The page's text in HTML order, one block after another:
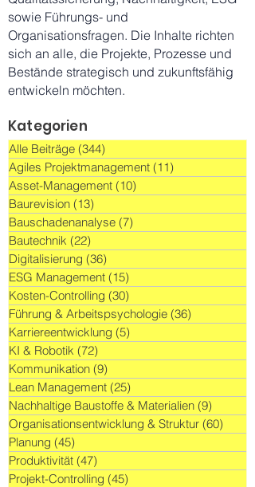
sowie Führungs- und
Organisationsfragen. Die Inhalte richten
sich an alle, die Projekte, Prozesse und
Bestände strategisch und zukunftsfähig
entwickeln möchten.
Kategorien
Alle Beiträge (344)
Agiles Projektmanagement (11)
Asset-Management (10)
Baurevision (13)
Bauschadenanalyse (7)
Bautechnik (22)
Digitalisierung (36)
ESG Management (15)
Kosten-Controlling (30)
Führung & Arbeitspsychologie (36)
Karriereentwicklung (5)
KI & Robotik (72)
Kommunikation (9)
Lean Management (25)
Nachhaltige Baustoffe & Materialien (9)
Organisationsentwicklung & Struktur (60)
Planung (45)
Produktivität (47)
Projekt-Controlling (45)